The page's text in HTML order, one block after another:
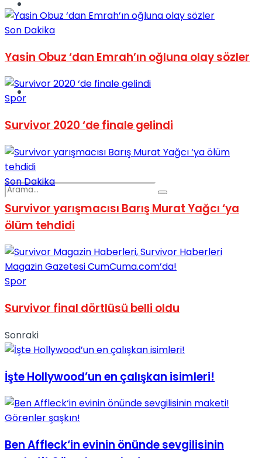
Podcast
No Result
Son Dakika
Yasin Obuz ‘dan Emrah’ın oğluna olay sözler
Spor
Survivor 2020 ‘de finale gelindi
Son Dakika
Survivor yarışmacısı Barış Murat Yağcı ‘ya
ölüm tehdidi
Spor
Survivor final dörtlüsü belli oldu
Sonraki
İşte Hollywood’un en çalışkan isimleri!
Ben Affleck‘in evinin önünde sevgilisinin